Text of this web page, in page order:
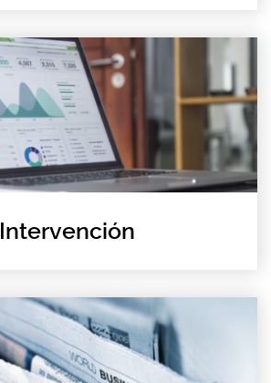
Intervención